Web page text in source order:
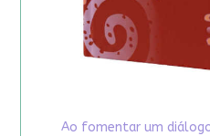
Ao fomentar um